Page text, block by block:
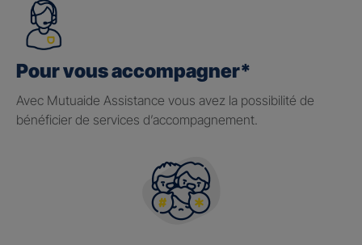
Pour vous accompagner*
Avec Mutuaide Assistance vous avez la possibilité de
bénéficier de services d’accompagnement.